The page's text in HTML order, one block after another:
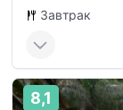
Завтрак
8,1